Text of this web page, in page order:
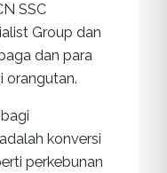
SSC
Group dan
dan para
orangutan.
konversi
perkebunan